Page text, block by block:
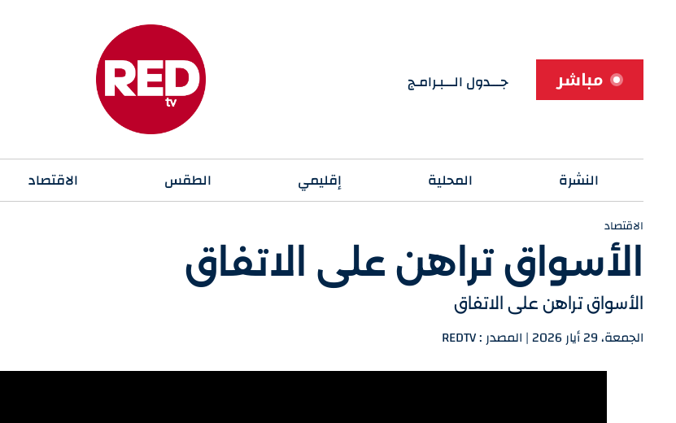
مباشر جـــدول الـــبـرامـج
النشرة المحلية إقليمي الطقس الاقتصاد
الاقتصاد
الأسواق تراهن على الاتفاق
الأسواق تراهن على الاتفاق
الجمعة، 29 أيار 2026 | المصدر : REDTV